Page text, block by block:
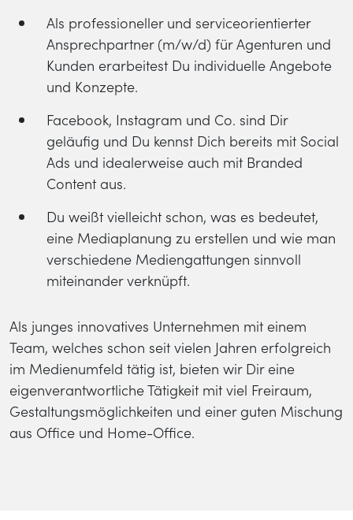
Als professioneller und serviceorientierter
Ansprechpartner (m/w/d) für Agenturen und
Kunden erarbeitest Du individuelle Angebote
und Konzepte.
Facebook, Instagram und Co. sind Dir
geläufig und Du kennst Dich bereits mit Social
Ads und idealerweise auch mit Branded
Content aus.
Du weißt vielleicht schon, was es bedeutet,
eine Mediaplanung zu erstellen und wie man
verschiedene Mediengattungen sinnvoll
miteinander verknüpft.
Als junges innovatives Unternehmen mit einem
Team, welches schon seit vielen Jahren erfolgreich
im Medienumfeld tätig ist, bieten wir Dir eine
eigenverantwortliche Tätigkeit mit viel Freiraum,
Gestaltungsmöglichkeiten und einer guten Mischung
aus Office und Home-Office.